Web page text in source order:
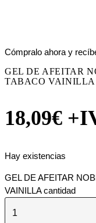
Cómpralo ahora y
GEL DE AFEITAR
TABACO VAINILLA
18,09€
Hay existencias
GEL DE AFEITAR
VAINILLA cantidad